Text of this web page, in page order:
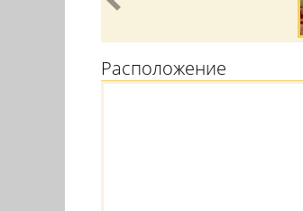
Расположение